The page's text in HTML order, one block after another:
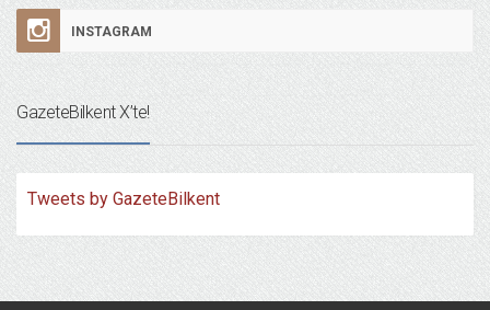
INSTAGRAM
GazeteBilkent X’te!
Tweets by GazeteBilkent